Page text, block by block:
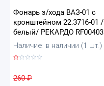
Фонарь з/хода ВАЗ-01 с
кронштейном 22.3716-01 /
белый/ РЕКАРДО RF00403
Наличие: в наличии (1 шт.)
260₽